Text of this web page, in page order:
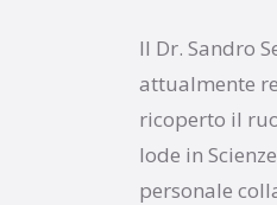
Il Dr. Sandro
attualmente
ricoperto il
lode in
personale